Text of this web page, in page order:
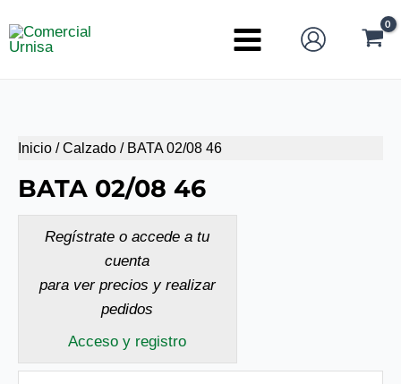
al
Main
Inicio /Calzado / BATA 02/08 46
BATA 02/08 46
Regístrate o accede a tu
cuenta
para ver precios y realizar
pedidos
Acceso y registro